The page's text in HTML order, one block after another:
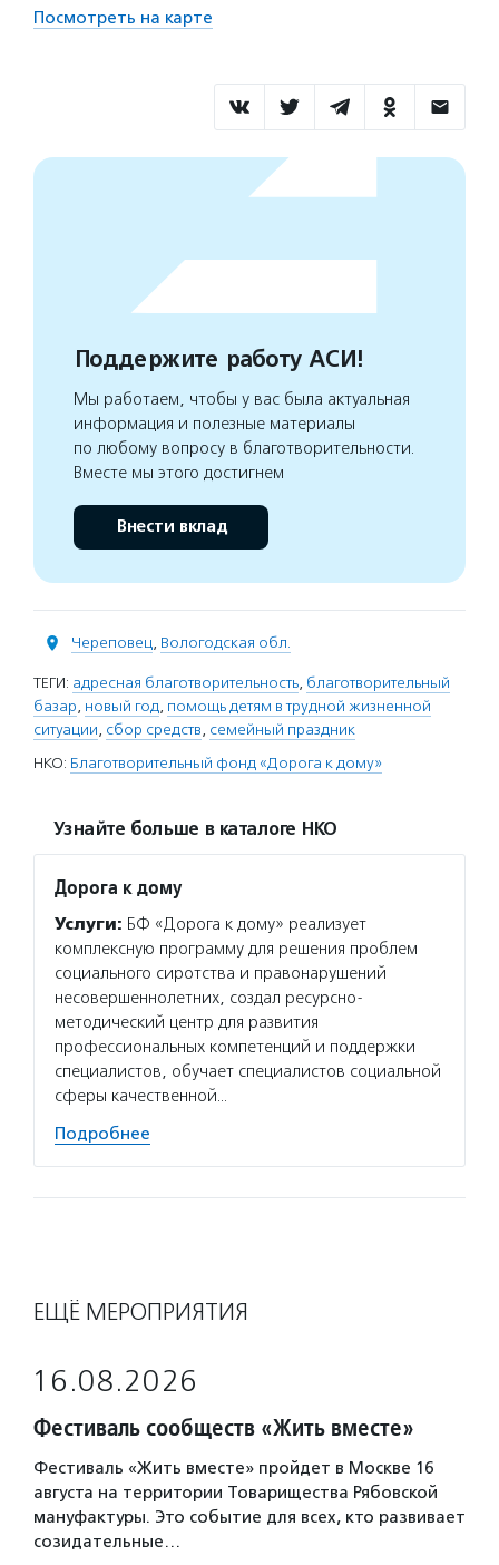
Посмотреть на карте
Поддержите работу АСИ!
Мы работаем, чтобы у вас была актуальная
информация и полезные материалы
по любому вопросу в благотворительности.
Вместе мы этого достигнем
Внести вклад
Череповец, Вологодская обл.
ТЕГИ: адресная благотворительность, благотворительный
базар, новый год, помощь детям в трудной жизненной
ситуации, сбор средств, семейный праздник
НКО: Благотворительный фонд «Дорога к дому»
Узнайте больше в каталоге НКО
Дорога к дому
Услуги: БФ «Дорога к дому» реализует
комплексную программу для решения проблем
социального сиротства и правонарушений
несовершеннолетних, создал ресурсно-
методический центр для развития
профессиональных компетенций и поддержки
специалистов, обучает специалистов социальной
сферы качественной…
Подробнее
ЕЩЁ МЕРОПРИЯТИЯ
16.08.2026
Фестиваль сообществ «Жить вместе»
Фестиваль «Жить вместе» пройдет в Москве 16
августа на территории Товарищества Рябовской
мануфактуры. Это событие для всех, кто развивает
созидательные…